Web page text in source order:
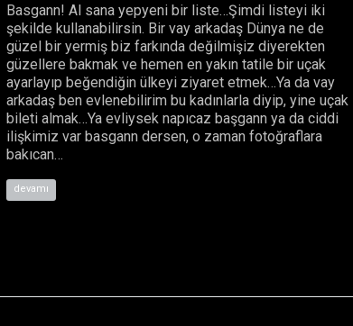
Basgann! Al sana yepyeni bir liste…Şimdi listeyi iki
şekilde kullanabilirsin. Bir vay arkadaş Dünya ne de
güzel bir yermiş biz farkında değilmişiz diyerekten
güzellere bakmak ve hemen en yakın tatile bir uçak
ayarlayıp beğendiğin ülkeyi ziyaret etmek…Ya da vay
arkadaş ben evlenebilirim bu kadınlarla diyip, yine uçak
bileti almak…Ya evliysek napıcaz başgann ya da ciddi
ilişkimiz var basgann dersen, o zaman fotoğraflara
bakıcan…
devamı